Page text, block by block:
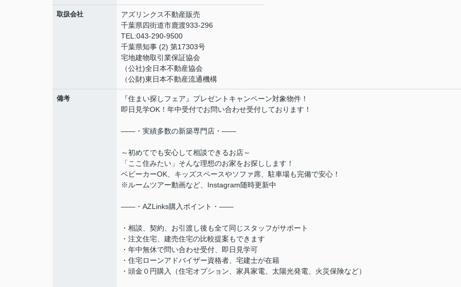
取扱会社
アズリンクス不動産販売
千葉県四街道市鹿渡933-296
TEL:043-290-9500
千葉県知事 (2) 第17303号
宅地建物取引業保証協会
（公社)全日本不動産協会
（公財)東日本不動産流通機構
備考
『住まい探しフェア』プレゼントキャンペーン対象物件！
即日見学OK！年中受付でお問い合わせ受付しております！
――・実績多数の新築専門店・――
～初めてでも安心して相談できるお店～
「ここ住みたい」そんな理想のお家をお探しします！
ベビーカーOK、キッズスペースやソファ席、駐車場も完備で安心！
※ルームツアー動画など、Instagram随時更新中
――・AZLinks購入ポイント・――
・相談、契約、お引渡し後も全て同じスタッフがサポート
・注文住宅、建売住宅の比較提案もできます
・年中無休で問い合わせ受付、即日見学可
・住宅ローンアドバイザー資格者、宅建士が在籍
・頭金０円購入（住宅オプション、家具家電、太陽光発電、火災保険など）